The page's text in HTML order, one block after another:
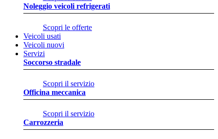
Noleggio veicoli refrigerati
Scopri le offerte
Veicoli usati
Veicoli nuovi
Servizi
Soccorso stradale
Scopri il servizio
Officina meccanica
Scopri il servizio
Carrozzeria